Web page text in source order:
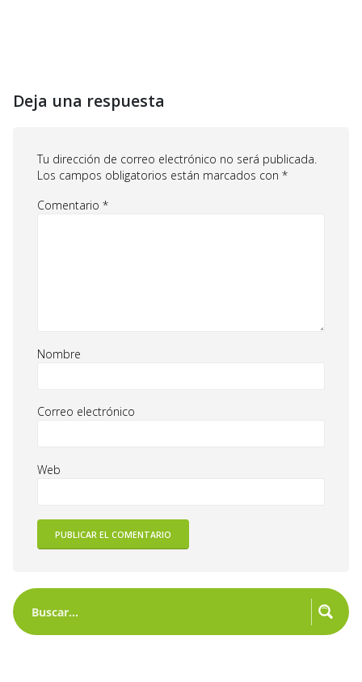
Deja una respuesta
Tu dirección de correo electrónico no será publicada.
Los campos obligatorios están marcados con *
Comentario *
Nombre
Correo electrónico
Web